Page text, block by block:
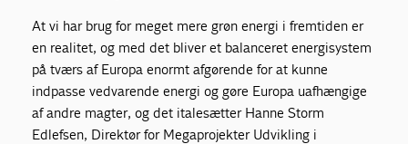
At vi har brug for meget mere grøn energi i fremtiden er
en realitet, og med det bliver et balanceret energisystem
på tværs af Europa enormt afgørende for at kunne
indpasse vedvarende energi og gøre Europa uafhængige
af andre magter, og det italesætter Hanne Storm
Edlefsen, Direktør for Megaprojekter Udvikling i